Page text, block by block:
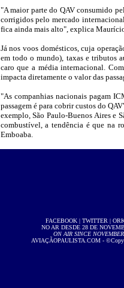
"A maior parte do QAV consumido
corrigidos pelo mercado
fica ainda mais alto", explica
Já nos voos domésticos, cuja
em todo o mundo), taxas e tributos
caro que a média internacional.
impacta diretamente o valor das
"As companhias nacionais pagam
passagem é para cobrir custos do
exemplo, São Paulo-Buenos Aires e
combustível, a tendência é que na
Emboaba.
FACEBOOK| TWITTER |
NO AR DESDE 28 DE
ON AIR SINCE
AVIAÇÃOPAULISTA.COM -